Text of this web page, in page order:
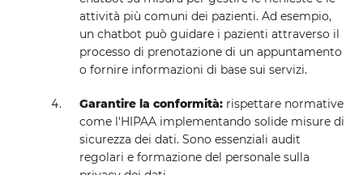
attività più comuni dei pazienti. Ad esempio,
un chatbot può guidare i pazienti attraverso il
processo di prenotazione di un appuntamento
o fornire informazioni di base sui servizi.
Garantire la conformità: rispettare normative
come l'HIPAA implementando solide misure di
sicurezza dei dati. Sono essenziali audit
regolari e formazione del personale sulla